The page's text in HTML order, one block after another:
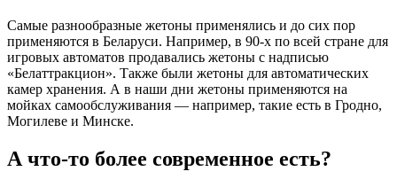
Самые разнообразные жетоны применялись и до сих пор
применяются в Беларуси. Например, в 90-х по всей стране для
игровых автоматов продавались жетоны с надписью
«Белаттракцион». Также были жетоны для автоматических
камер хранения. А в наши дни жетоны применяются на
мойках самообслуживания — например, такие есть в Гродно,
Могилеве и Минске.
А что-то более современное есть?